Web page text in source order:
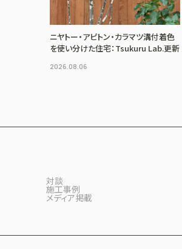
ニヤトー・アピトン・カラマツ溝付着色
を使い分けた住宅：Tsukuru Lab.更新
2026.08.06
対談
施工事例
メディア掲載